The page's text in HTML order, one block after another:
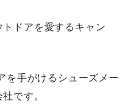
ドアを愛するキャン
を手がけるシューズメー
です。